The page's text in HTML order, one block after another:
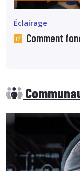
Éclairage
Comment